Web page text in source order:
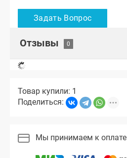
Отзывы
Товар купили: 1
Поделиться:
Мы принимаем к оплате